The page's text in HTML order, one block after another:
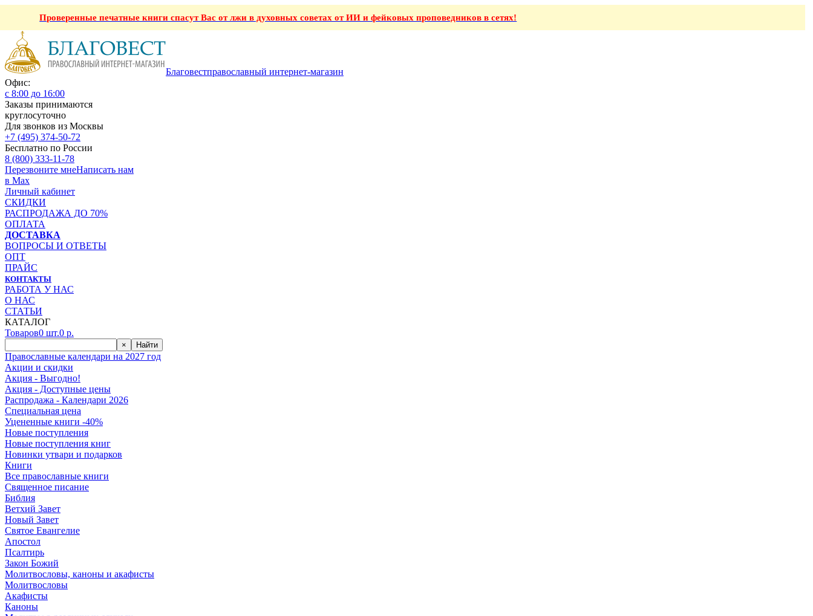
Проверенные печатные книги спасут Вас от лжи в духовных советах от ИИ и фейковых проповедников в сетях!
Благовестправославный интернет-магазин
Офис:
с 8:00 до 16:00
Заказы принимаются
круглосуточно
Для звонков из Москвы
+7 (495) 374-50-72
Бесплатно по России
8 (800) 333-11-78
Перезвоните мнеНаписать нам
в Max
Личный кабинет
СКИДКИ
РАСПРОДАЖА ДО 70%
ОПЛАТА
ДОСТАВКА
ВОПРОСЫ И ОТВЕТЫ
ОПТ
ПРАЙС
КОНТАКТЫ
РАБОТА У НАС
О НАС
СТАТЬИ
КАТАЛОГ
Товаров0 шт.0 р.
× Найти
Православные календари на 2027 год
Акции и скидки
Акция - Выгодно!
Акция - Доступные цены
Распродажа - Календари 2026
Специальная цена
Уцененные книги -40%
Новые поступления
Новые поступления книг
Новинки утвари и подарков
Книги
Все православные книги
Священное писание
Библия
Ветхий Завет
Новый Завет
Святое Евангелие
Апостол
Псалтирь
Закон Божий
Молитвословы, каноны и акафисты
Молитвословы
Акафисты
Каноны